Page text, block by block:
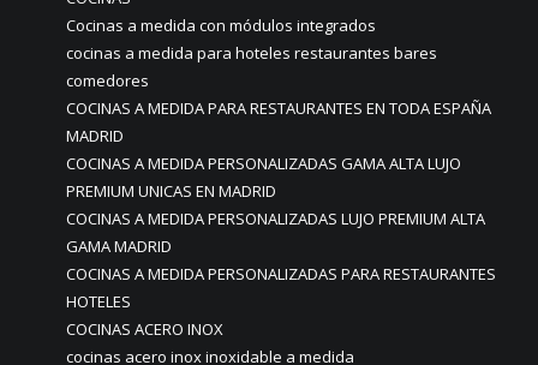
Cocinas a medida con módulos integrados
cocinas a medida para hoteles restaurantes bares
comedores
COCINAS A MEDIDA PARA RESTAURANTES EN TODA ESPAÑA
MADRID
COCINAS A MEDIDA PERSONALIZADAS GAMA ALTA LUJO
PREMIUM UNICAS EN MADRID
COCINAS A MEDIDA PERSONALIZADAS LUJO PREMIUM ALTA
GAMA MADRID
COCINAS A MEDIDA PERSONALIZADAS PARA RESTAURANTES
HOTELES
COCINAS ACERO INOX
cocinas acero inox inoxidable a medida